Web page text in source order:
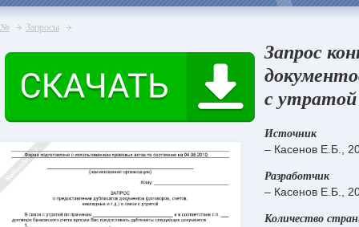
№ Запросы
Запрос
с утратой
Источник
– Касенов Е.Б.,
Разработчик
– Касенов Е.Б.,
Количество